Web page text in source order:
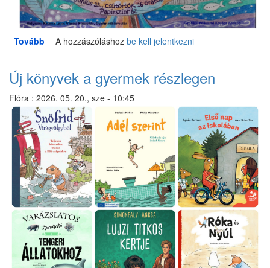
Tovább (Júniusi
A hozzászóláshoz be kell jelentkezni
Új könyvek a gyermek részlegen
Flóra : 2026. 05. 20., sze - 10:45